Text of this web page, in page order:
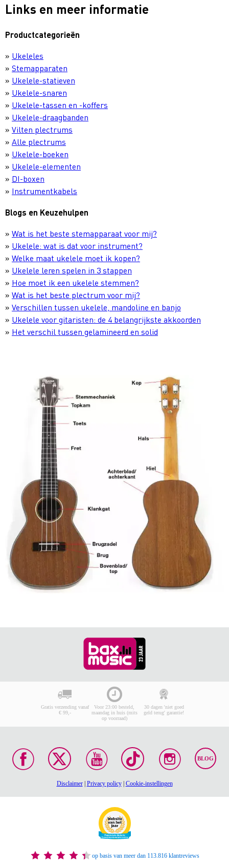
Links en meer informatie
Productcategorieën
» Ukeleles
» Stemapparaten
» Ukelele-statieven
» Ukelele-snaren
» Ukelele-tassen en -koffers
» Ukelele-draagbanden
» Vilten plectrums
» Alle plectrums
» Ukelele-boeken
» Ukelele-elementen
» DI-boxen
» Instrumentkabels
Blogs en Keuzehulpen
» Wat is het beste stemapparaat voor mij?
» Ukelele: wat is dat voor instrument?
» Welke maat ukelele moet ik kopen?
» Ukelele leren spelen in 3 stappen
» Hoe moet ik een ukelele stemmen?
» Wat is het beste plectrum voor mij?
» Verschillen tussen ukelele, mandoline en banjo
» Ukelele voor gitaristen: de 4 belangrijkste akkoorden
» Het verschil tussen gelamineerd en solid
Gratis verzending vanaf
€ 99,-
Voor 23:00 besteld,
maandag in huis (mits
op voorraad)
30 dagen 'niet goed
geld terug' garantie!
BLOG
Disclaimer| Privacy policy| Cookie-instellingen
op basis van meer dan 113.816 klantreviews